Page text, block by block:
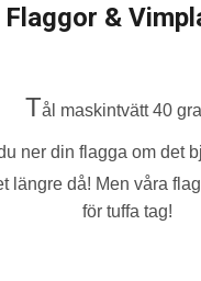
Flaggor &
Tål maskintvätt 40
ner din flagga om det
längre då! Men våra
för tuffa tag!